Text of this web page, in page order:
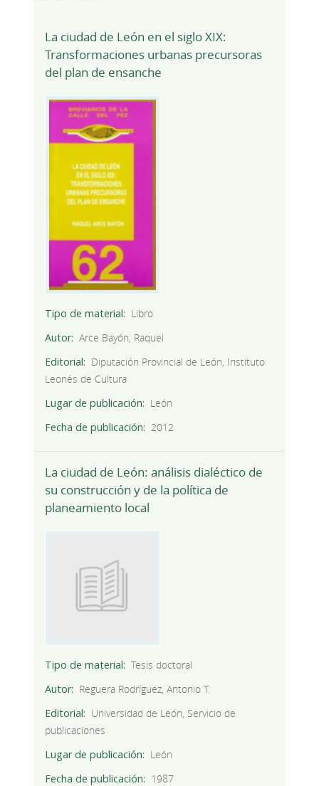
La ciudad de León en el siglo XIX:
Transformaciones urbanas precursoras
del plan de ensanche
Tipo de material
Libro
Autor
Arce Bayón, Raquel
Editorial
Diputación Provincial de León, Instituto
Leonés de Cultura
Lugar de publicación
León
Fecha de publicación
2012
La ciudad de León: análisis dialéctico de
su construcción y de la política de
planeamiento local
Tipo de material
Tesis doctoral
Autor
Reguera Rodríguez, Antonio T.
Editorial
Universidad de León, Servicio de
publicaciones
Lugar de publicación
León
Fecha de publicación
1987